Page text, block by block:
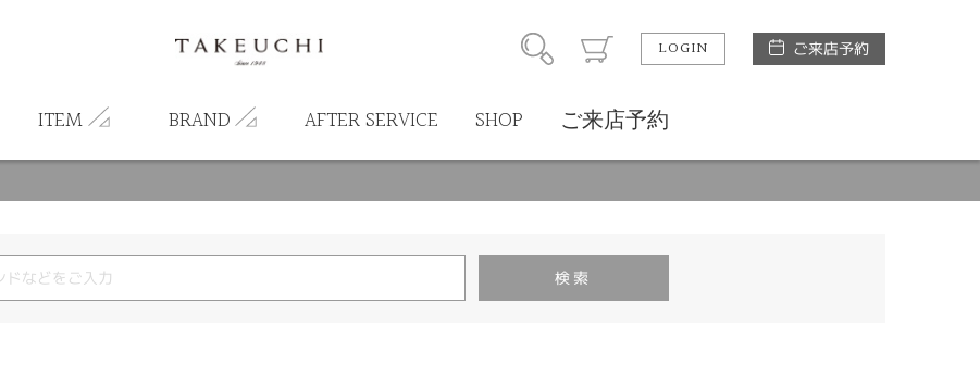
LOGIN ご来店予約
ITEM BRAND AFTER SERVICE SHOP ご来店予約